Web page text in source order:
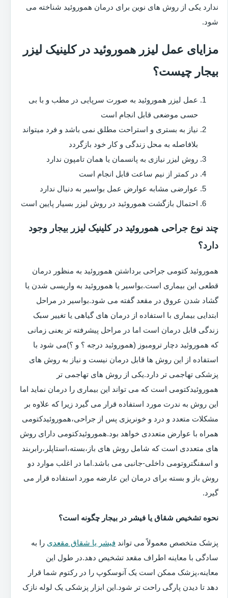
ندارد یکی از روش های نوین برای درمان هموروئید شناخته می
شود.
مزایای عمل لیزر هموروئید در کلینیک لیزر
بیجار چیست؟
عمل لیزر هموروئید به صورت سرپایی در مطب و با بی
حسی موضعی قابل انجام است
نیاز به بستری و استراحت مطلق نمی باشد و فرد میتواند
بلافاصله به محل زندگی و کار خود بازگردد
روش لیزر نیازی به پانسمان یا همان تامپون ندارد
در کمتر از نیم ساعت قابل انجام است
عوارضی مشابه عوارض عمل بواسیر به دنبال ندارد
احتمال بازگشت هموروئید در روش لیزر بسیار پایین است
چند نوع جراحی هموروئید در کلینیک لیزر بیجار وجود
دارد؟
هموروئید کتومی جراحی برداشتن هموروئید به منظور درمان
قطعی این بیماری است.بواسیر یا هموروئید به واریسی شدن یا
گشاد شدن عروق در مقعد گفته می شود.بواسیر در مراحل
ابتدایی بیماری با استفاده از درمان های گیاهی یا تغییر سبک
زندگی قابل درمان است اما در مراحل پیشرفته تر یعنی زمانی
که هموروئید دچار ترومبوز (هموروئید درجه ؟ و ؟)می شود با
استفاده از این روش ها قابل درمان نیست و نیاز به روش های
پزشکی تهاجمی تر دارد.یکی از روش های تهاجمی تر
هموروئیدکتومی است که می تواند این بیماری را درمان نماید اما
این روش به ندرت مورد استفاده قرار می گیرد زیرا که علاوه بر
مشکلات متعدد و درد و خونریزی پس از جراحی،هموروئیدکتومی
همراه با عوارض متعددی خواهد بود.هموروئیدکتومی دارای روش
های متعددی است که شامل روش های باز،بسته،استاپلر،رابربند
و اسفنگتروتومی داخلی-جانبی می باشد.اما در اغلب موارد دو
روش باز و بسته برای درمان این عارضه مورد استفاده قرار می
گیرد.
نحوه تشخیص شقاق یا فیشر در بیجار چگونه است؟
پزشک متخصص معمولاً می تواند فیشر یا شقاق مقعدی را به
سادگی با معاینه اطراف مقعد تشخیص دهد.در طول این
معاینه،پزشک ممکن است یک آنوسکوپ را در رکتوم شما قرار
دهد تا دیدن پارگی راحت تر شود.این ابزار پزشکی یک لوله نازک